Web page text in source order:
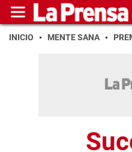
INICIO MENTE SANA